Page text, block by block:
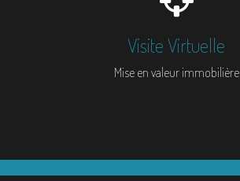
Visite Virtuelle
Mise en valeur immobilière